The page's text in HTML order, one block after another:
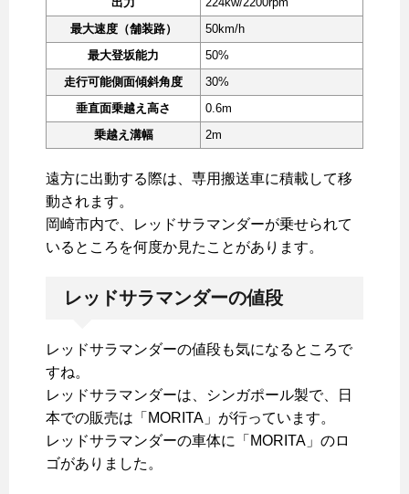
最大速度（舗装路）
50km/h
最大登坂能力
50%
走行可能側面傾斜角度
30%
垂直面乗越え高さ
0.6m
乗越え溝幅
2m
遠方に出動する際は、専用搬送車に積載して移
動されます。
岡崎市内で、レッドサラマンダーが乗せられて
いるところを何度か見たことがあります。
レッドサラマンダーの値段
レッドサラマンダーの値段も気になるところで
すね。
レッドサラマンダーは、シンガポール製で、日
本での販売は「MORITA」が行っています。
レッドサラマンダーの車体に「MORITA」のロ
ゴがありました。